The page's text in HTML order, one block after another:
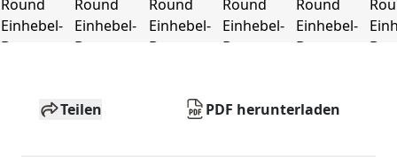
Teilen PDF herunterladen